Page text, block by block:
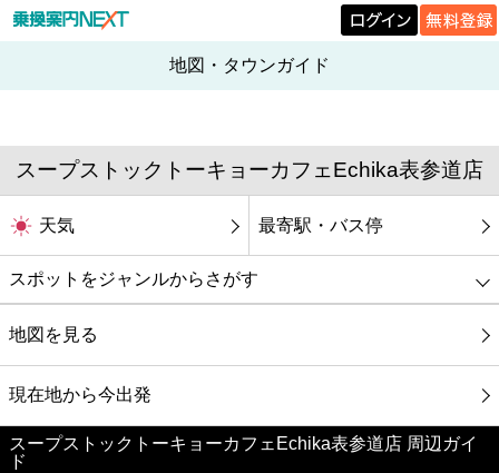
地図・タウンガイド
スープストックトーキョーカフェEchika表参道店
天気 最寄駅・バス停
スポットをジャンルからさがす
グルメ
映画
美容
地図を見る
現在地から今出発
スープストックトーキョーカフェEchika表参道店 周辺ガイ
ド